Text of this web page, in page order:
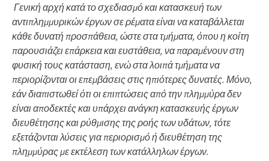
Γενική αρχή κατά το σχεδιασμό και κατασκευή των
αντιπλημμυρικών έργων σε ρέματα είναι να καταβάλλεται
κάθε δυνατή προσπάθεια, ώστε στα τμήματα, όπου η κοίτη
παρουσιάζει επάρκεια και ευστάθεια, να παραμένουν στη
φυσική τους κατάσταση, ενώ στα λοιπά τμήματα να
περιορίζονται οι επεμβάσεις στις ηπιότερες δυνατές. Μόνο,
εάν διαπιστωθεί ότι οι επιπτώσεις από την πλημμύρα δεν
είναι αποδεκτές και υπάρχει ανάγκη κατασκευής έργων
διευθέτησης και ρύθμισης της ροής των υδάτων, τότε
εξετάζονται λύσεις για περιορισμό ή διευθέτηση της
πλημμύρας με εκτέλεση των κατάλληλων έργων.